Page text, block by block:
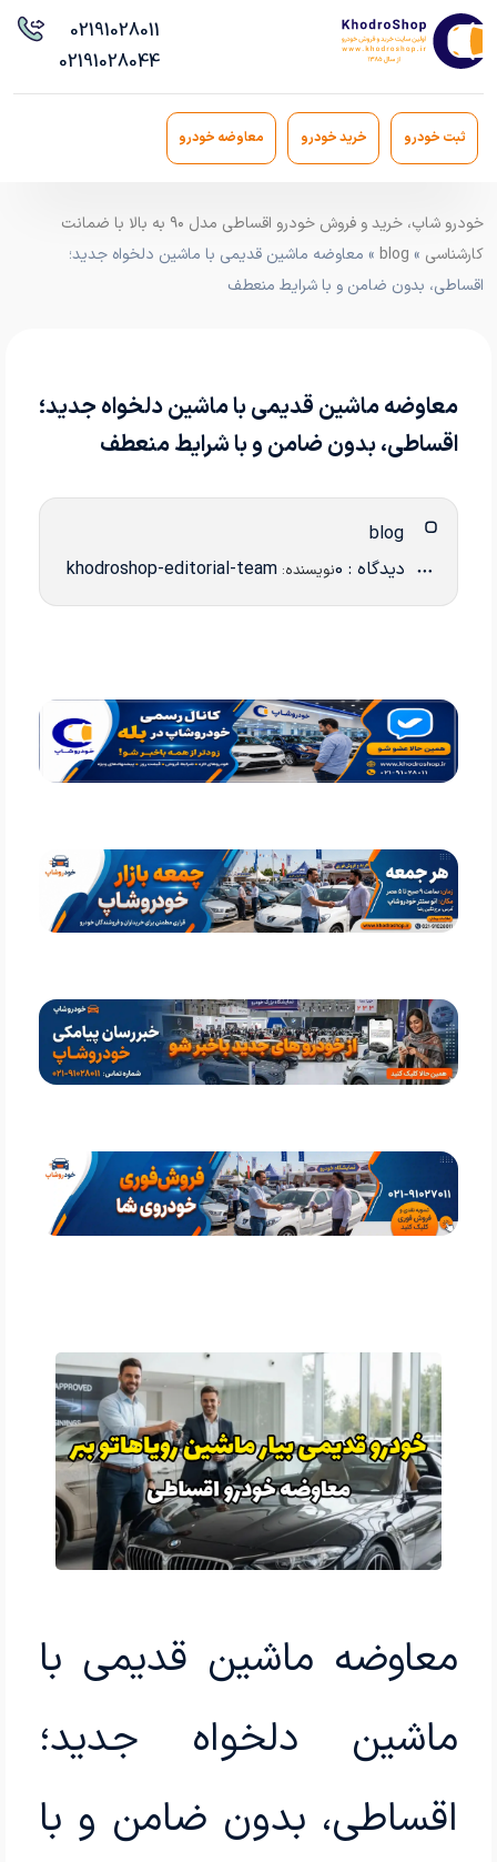
02191028011
02191028044
ثبت خودرو خرید خودرو معاوضه خودرو
خودرو شاپ، خرید و فروش خودرو اقساطی مدل ۹۰ به بالا با ضمانت
کارشناسی »
blog » معاوضه ماشین قدیمی با ماشین دلخواه جدید؛
اقساطی، بدون ضامن و با شرایط منعطف
معاوضه ماشین قدیمی با ماشین دلخواه جدید؛
اقساطی، بدون ضامن و با شرایط منعطف
دیدگاه : 0 نویسنده: khodroshop-editorial-team
معاوضه ماشین قدیمی با
ماشین دلخواه جدید؛
اقساطی، بدون ضامن و با